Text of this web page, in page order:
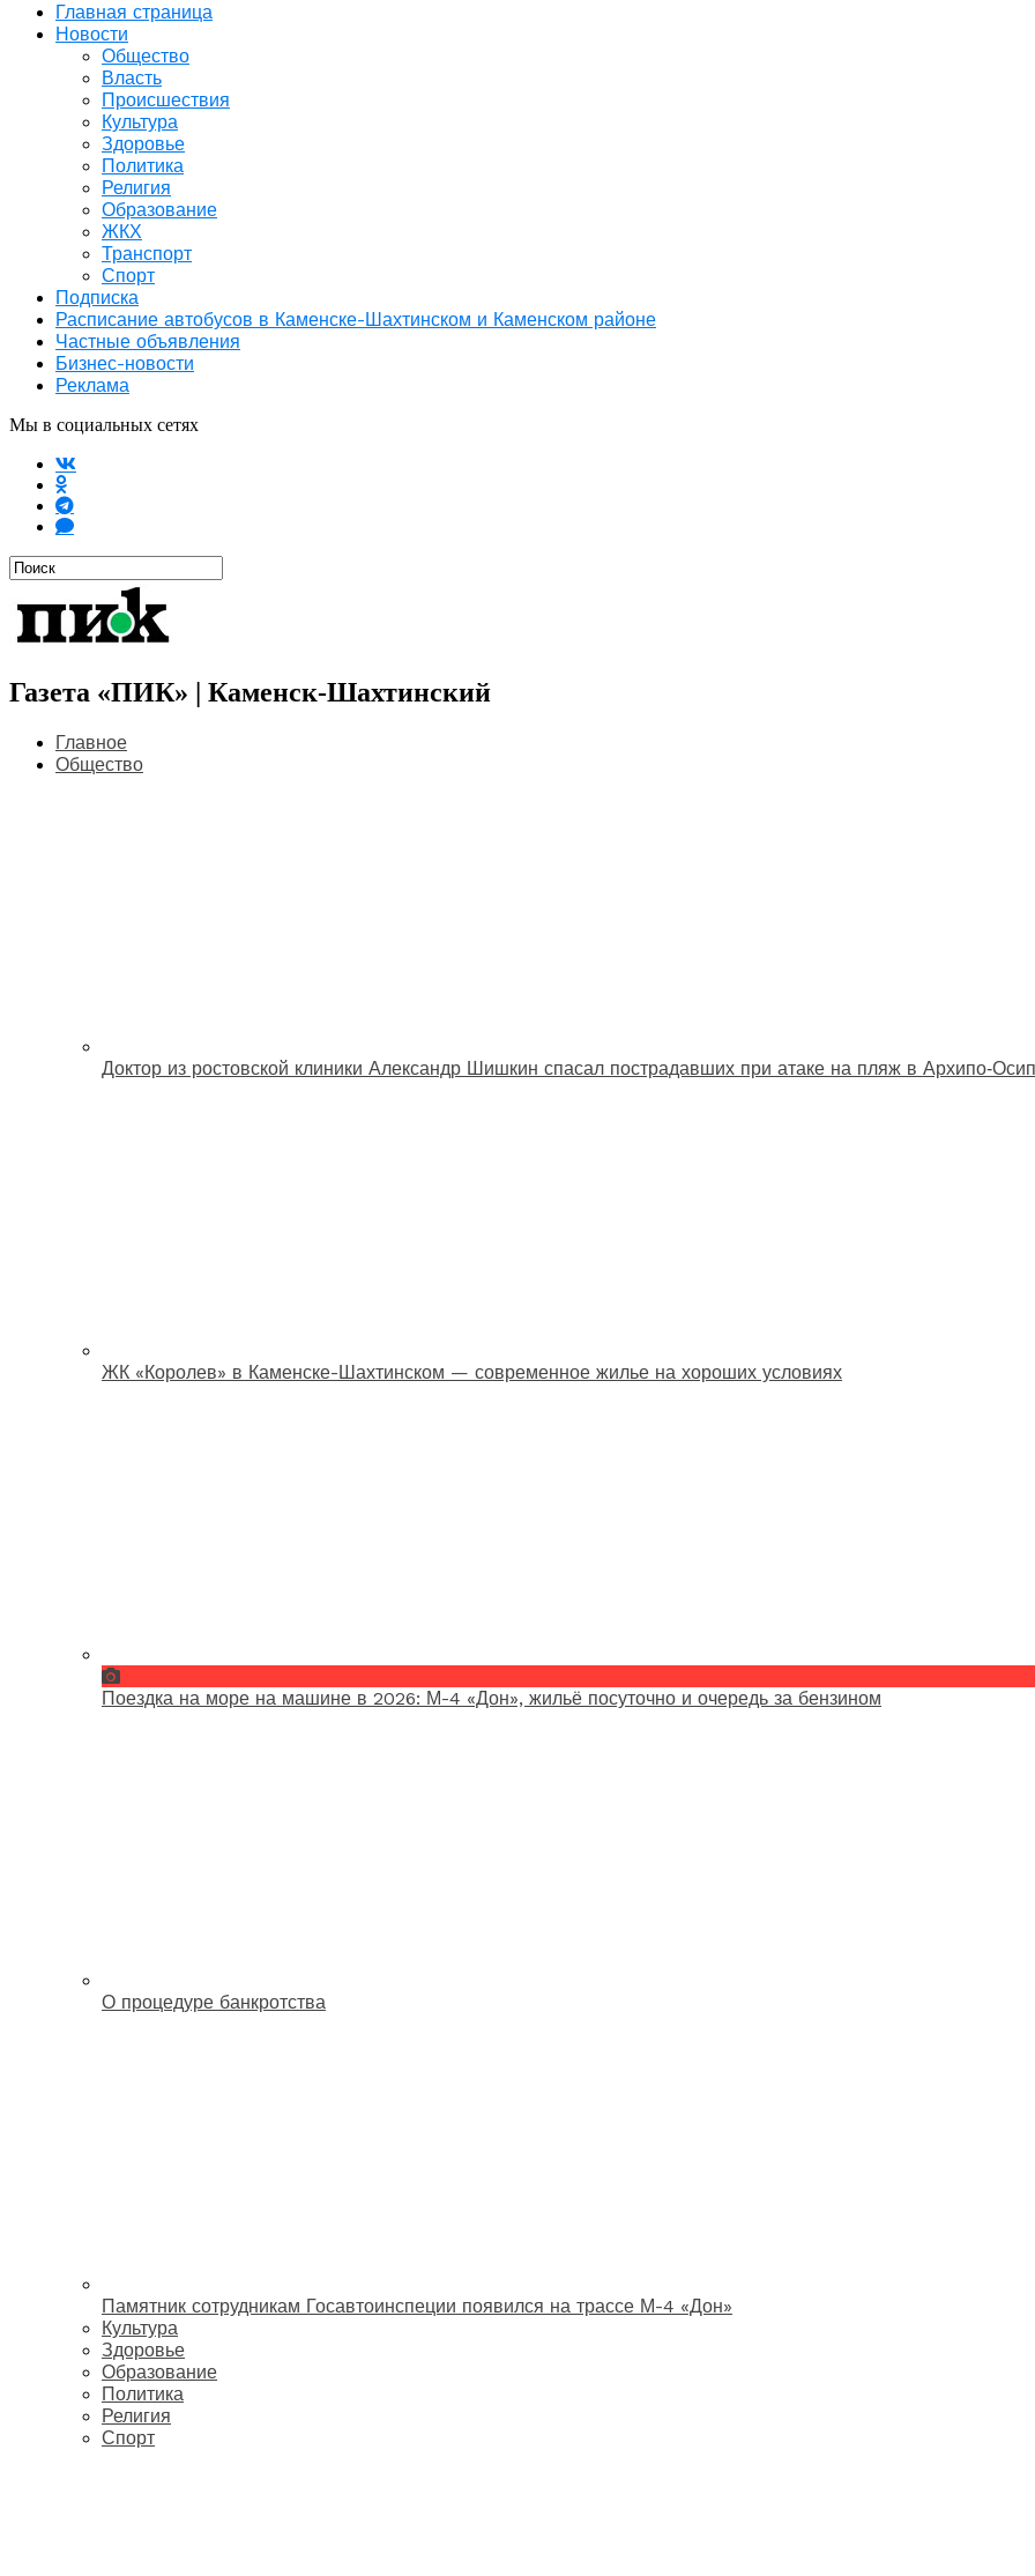
Главная страница
Новости
Общество
Власть
Происшествия
Культура
Здоровье
Политика
Религия
Образование
ЖКХ
Транспорт
Спорт
Подписка
Расписание автобусов в Каменске-Шахтинском и Каменском районе
Частные объявления
Бизнес-новости
Реклама
Мы в социальных сетях
Газета «ПИК» | Каменск-Шахтинский
Главное
Общество
Доктор из ростовской клиники Александр Шишкин спасал пострадавших при атаке на пляж в
ЖК «Королев» в Каменске-Шахтинском — современное жилье на хороших условиях
Поездка на море на машине в 2026: М-4 «Дон», жильё посуточно и очередь за бензином
О процедуре банкротства
Памятник сотрудникам Госавтоинспеции появился на трассе М-4 «Дон»
Культура
Здоровье
Образование
Политика
Религия
Спорт